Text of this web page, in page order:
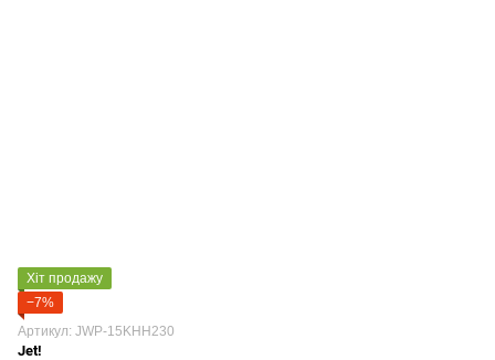
Хіт продажу
−7%
Артикул: JWP-15KHH230
Jet!